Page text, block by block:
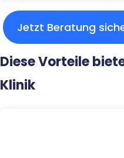
Jetzt Beratung
Diese Vorteile
Klinik